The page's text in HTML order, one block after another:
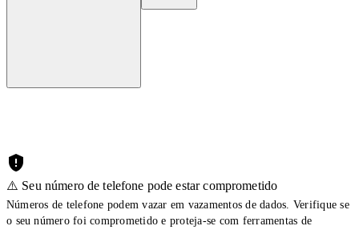
⚠️ Seu número de telefone pode estar comprometido
Números de telefone podem vazar em vazamentos de dados. Verifique se
o seu número foi comprometido e proteja-se com ferramentas de